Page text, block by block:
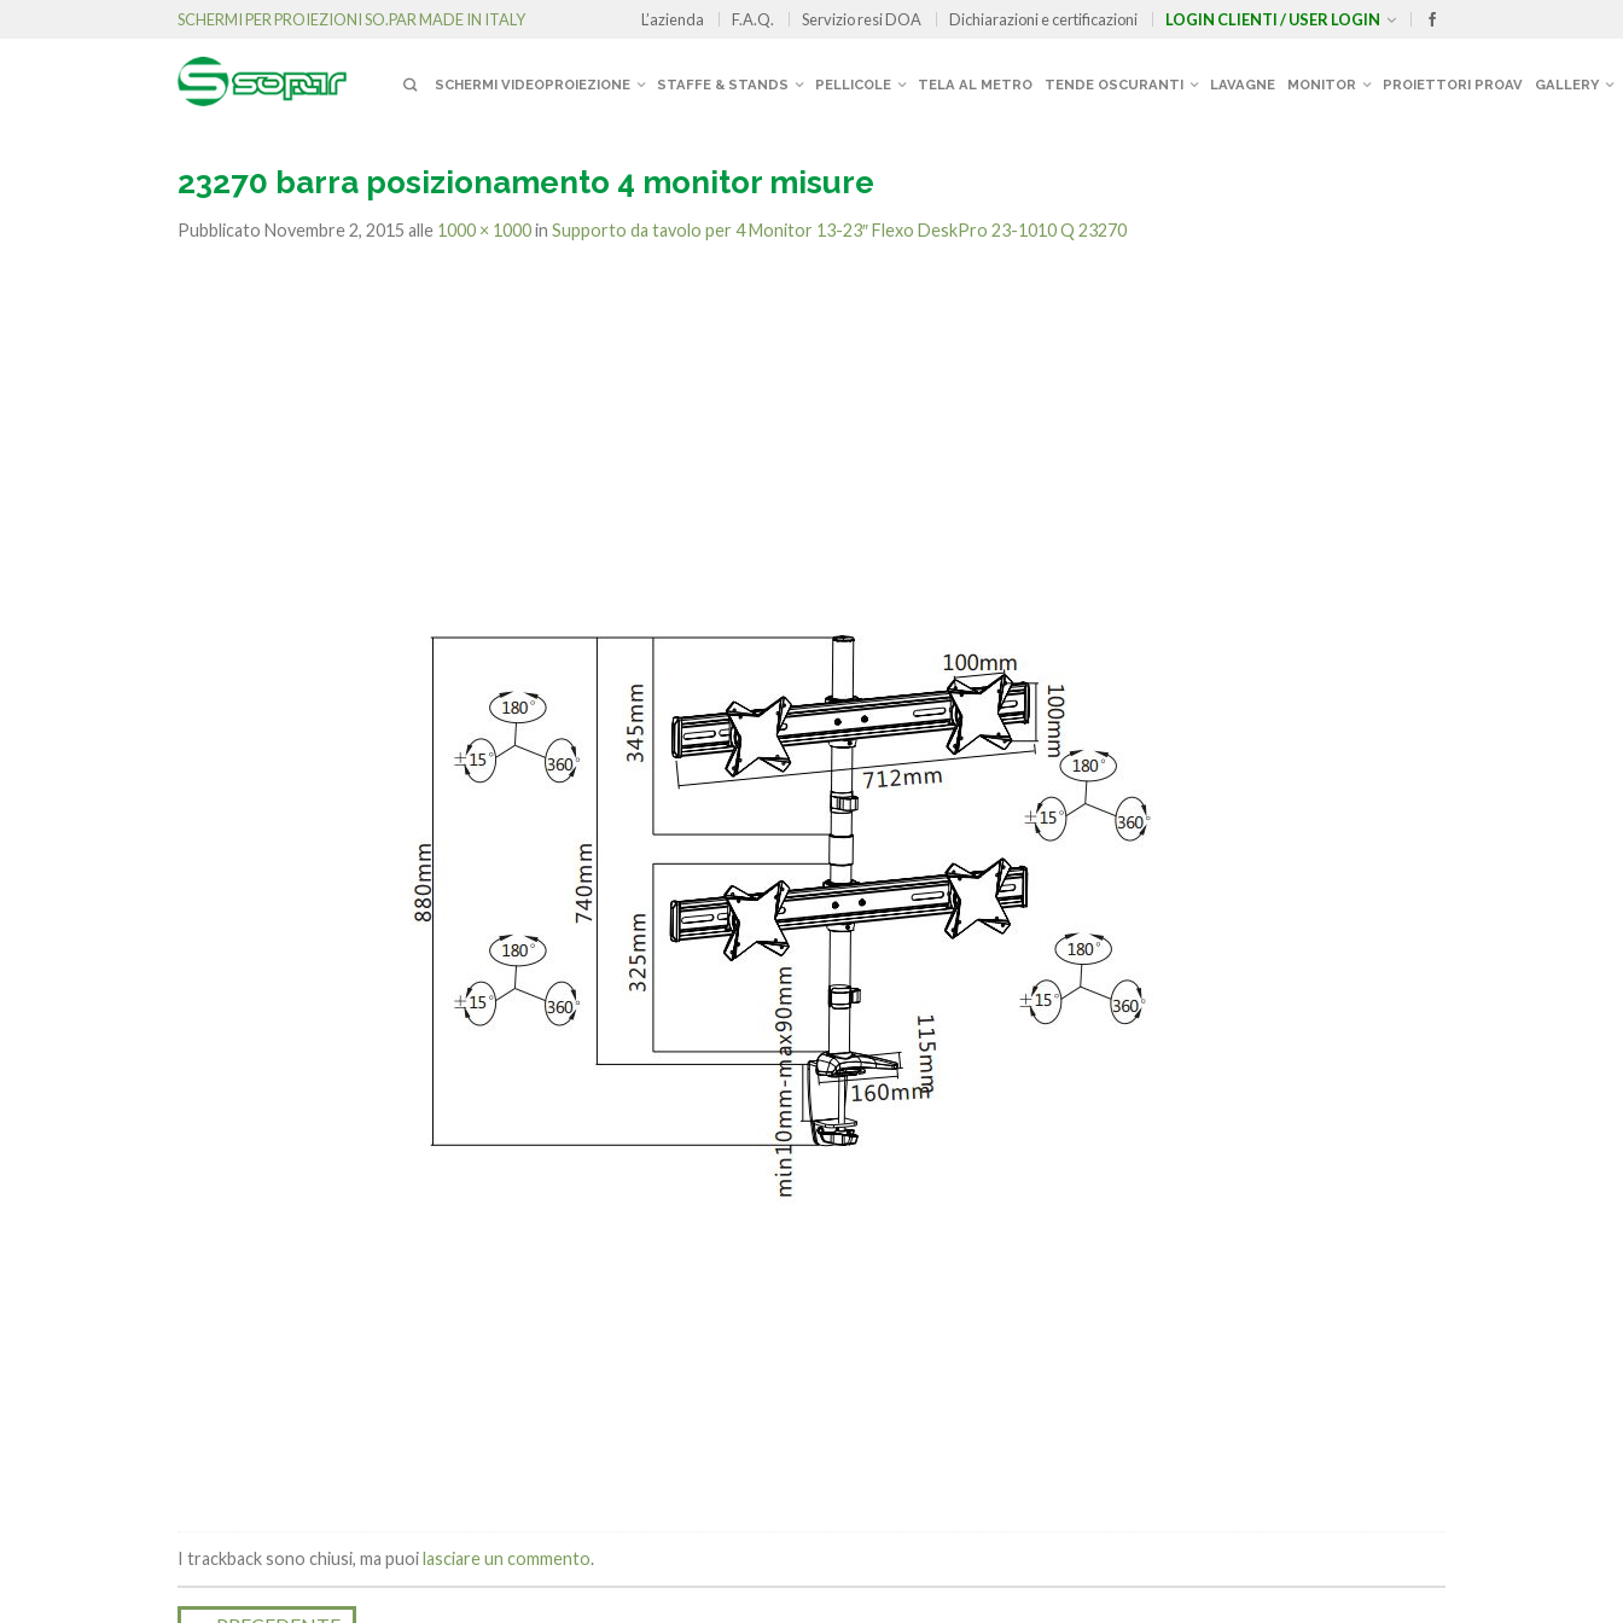
SCHERMI PER PROIEZIONI SO.PAR MADE IN ITALY L’azienda F.A.Q. Servizio resi DOA Dichiarazioni e certificazioni LOGIN CLIENTI / USER LOGIN
SCHERMI VIDEOPROIEZIONE STAFFE & STANDS PELLICOLE TELA AL METRO TENDE OSCURANTI LAVAGNE MONITOR PROIETTORI PROAV GALLERY
23270 barra posizionamento 4 monitor misure
Pubblicato Novembre 2, 2015 alle 1000 × 1000in Supporto da tavolo per 4 Monitor 13-23″ Flexo DeskPro 23-1010 Q 23270
I trackback sono chiusi, ma puoilasciare un commento.